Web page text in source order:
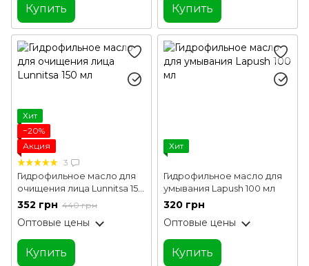
Купить Купить
Хит
−20%
Акция
3
Гидрофильное масло для
очищения лица Lunnitsa 150
мл
352 грн 440 грн
Оптовые цены
Купить
Хит
Гидрофильное масло для
умывания Lapush 100 мл
320 грн
Оптовые цены
Купить